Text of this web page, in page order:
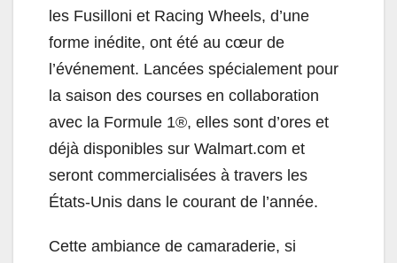
les Fusilloni et Racing Wheels, d’une
forme inédite, ont été au cœur de
l’événement. Lancées spécialement pour
la saison des courses en collaboration
avec la Formule 1®, elles sont d’ores et
déjà disponibles sur Walmart.com et
seront commercialisées à travers les
États-Unis dans le courant de l’année.
Cette ambiance de camaraderie, si